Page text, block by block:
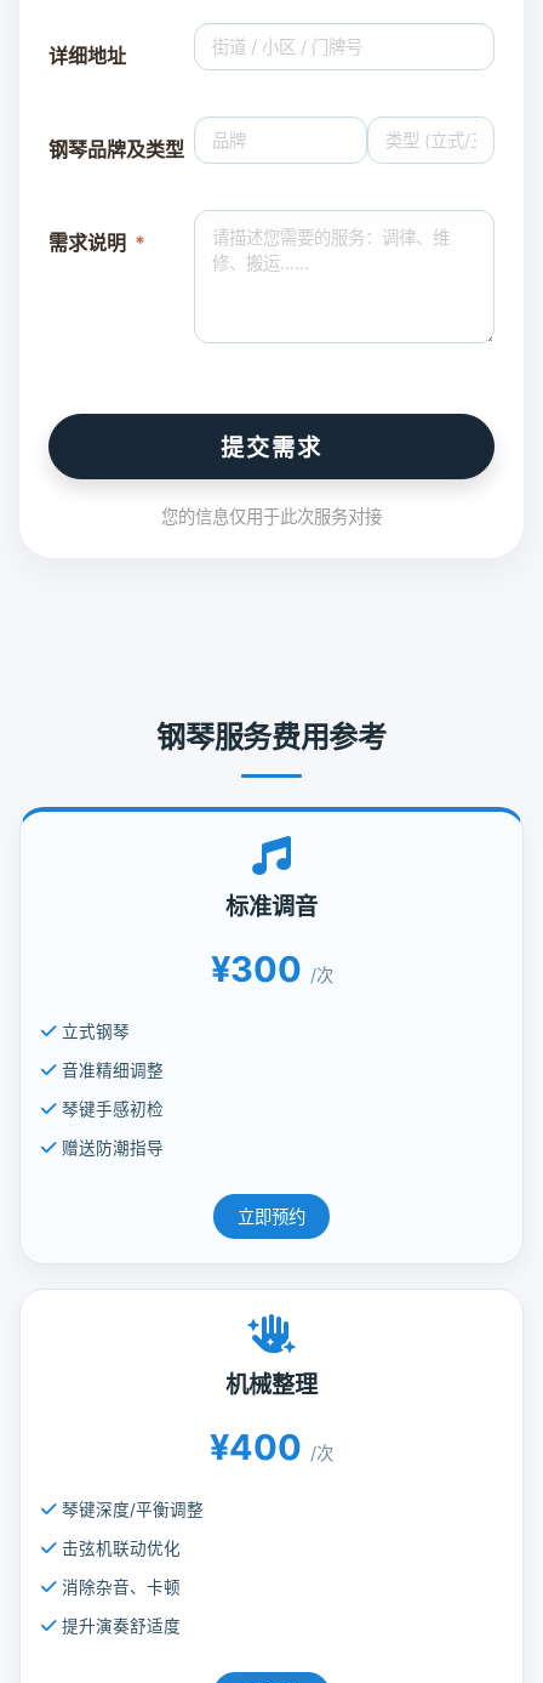
详细地址
钢琴品牌及类型
需求说明
提交需求
您的信息仅用于此次服务对接
钢琴服务费用参考
标准调音
¥300 /次
立式钢琴
音准精细调整
琴键手感初检
赠送防潮指导
立即预约
机械整理
¥400 /次
琴键深度/平衡调整
击弦机联动优化
消除杂音、卡顿
提升演奏舒适度